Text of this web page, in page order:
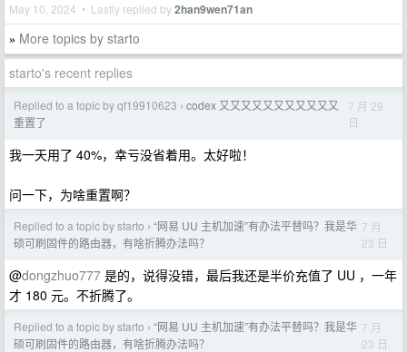
May 10, 2024 • Lastly replied by2han9wen71an
» More topics by starto
starto's recent replies
Replied to a topic by qf19910623 › codex 又又又又又又又又又又又
重置了
7 月 29
日
我一天用了 40%，幸亏没省着用。太好啦！
问一下，为啥重置啊？
Replied to a topic by starto › “网易 UU 主机加速”有办法平替吗？我是华
硕可刷固件的路由器，有啥折腾办法吗？
7 月
23 日
@dongzhuo777 是的，说得没错，最后我还是半价充值了 UU ，一年
才 180 元。不折腾了。
Replied to a topic by starto › “网易 UU 主机加速”有办法平替吗？我是华
硕可刷固件的路由器，有啥折腾办法吗？
7 月
23 日